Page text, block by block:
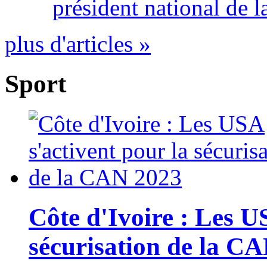
président national de
plus d'articles »
Sport
Côte d'Ivoire : Les
sécurisation de la